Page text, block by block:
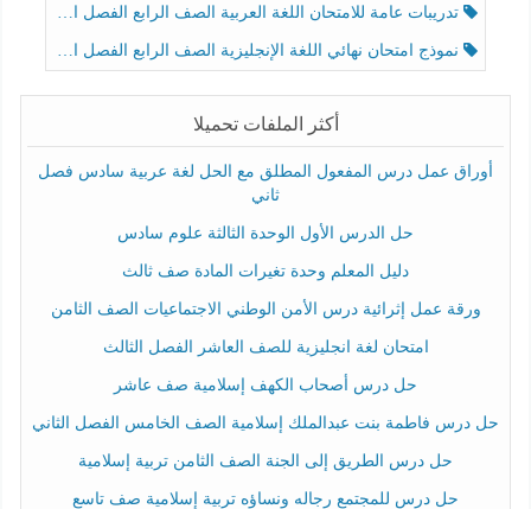
تدريبات عامة للامتحان اللغة العربية الصف الرابع الفصل الثالث
نموذج امتحان نهائي اللغة الإنجليزية الصف الرابع الفصل الثالث
أكثر الملفات تحميلا
أوراق عمل درس المفعول المطلق مع الحل لغة عربية سادس فصل
ثاني
حل الدرس الأول الوحدة الثالثة علوم سادس
دليل المعلم وحدة تغيرات المادة صف ثالث
ورقة عمل إثرائية درس الأمن الوطني الاجتماعيات الصف الثامن
امتحان لغة انجليزية للصف العاشر الفصل الثالث
حل درس أصحاب الكهف إسلامية صف عاشر
حل درس فاطمة بنت عبدالملك إسلامية الصف الخامس الفصل الثاني
حل درس الطريق إلى الجنة الصف الثامن تربية إسلامية
حل درس للمجتمع رجاله ونساؤه تربية إسلامية صف تاسع